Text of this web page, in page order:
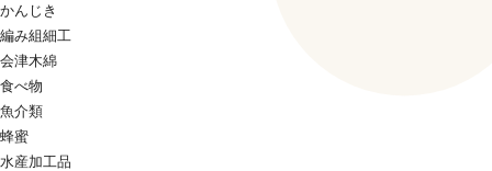
かんじき
編み組細工
会津木綿
食べ物
魚介類
蜂蜜
水産加工品